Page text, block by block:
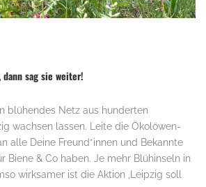
sag sie weiter!
blühendes Netz aus hunderten
wachsen lassen. Leite die Ökolöwen-
alle Deine Freund*innen und Bekannte
Biene & Co haben. Je mehr Blühinseln in
wirksamer ist die Aktion ‚Leipzig soll